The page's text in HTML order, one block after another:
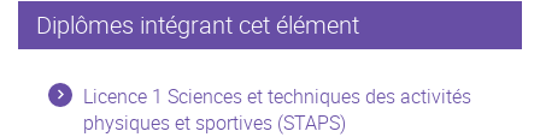
Diplômes intégrant cet élément
Licence 1 Sciences et techniques des activités
physiques et sportives (STAPS)